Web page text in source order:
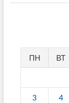
ПН ВТ
3 4